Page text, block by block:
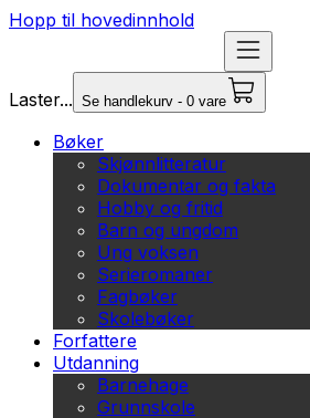
Hopp til hovedinnhold
Laster... Se handlekurv - 0 vare
Bøker
Skjønnlitteratur
Dokumentar og fakta
Hobby og fritid
Barn og ungdom
Ung voksen
Serieromaner
Fagbøker
Skolebøker
Forfattere
Utdanning
Barnehage
Grunnskole